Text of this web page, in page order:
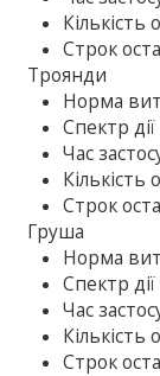
Кількість
Строк
Троянди
Норма
Спектр
Час
Кількість
Строк
Груша
Норма
Спектр
Час
Кількість
Строк